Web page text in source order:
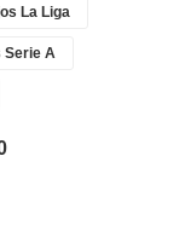
La Liga
Serie A